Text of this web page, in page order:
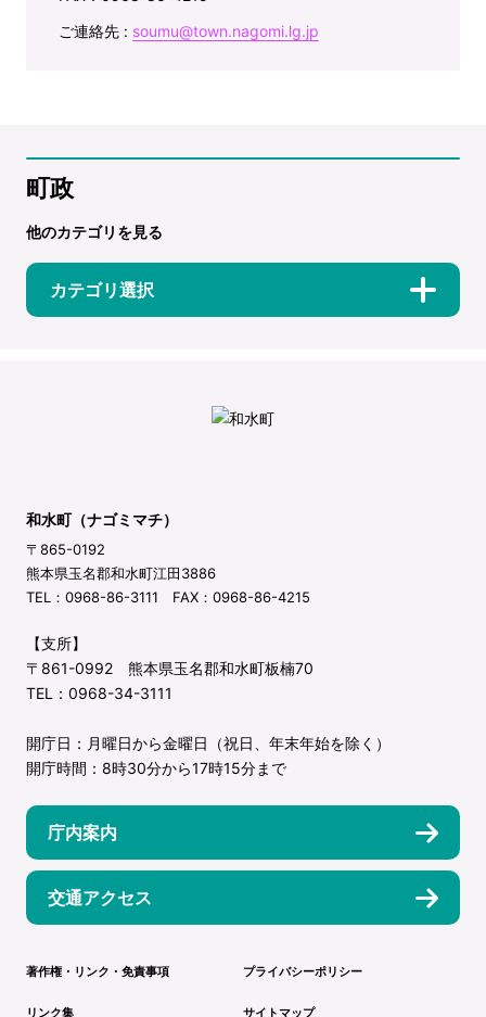
ご連絡先 : soumu@town.nagomi.lg.jp
町政
他のカテゴリを見る
カテゴリ選択
和水町（ナゴミマチ）
〒865-0192
熊本県玉名郡和水町江田3886
TEL：0968-86-3111 FAX：0968-86-4215
【支所】
〒861-0992 熊本県玉名郡和水町板楠70
TEL：0968-34-3111
開庁日：月曜日から金曜日（祝日、年末年始を除く）
開庁時間：8時30分から17時15分まで
庁内案内
交通アクセス
著作権・リンク・免責事項 プライバシーポリシー
リンク集 サイトマップ